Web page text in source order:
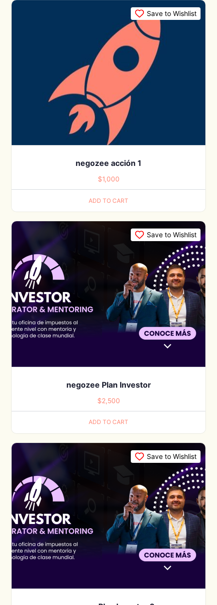
Save to Wishlist
negozee acción 1
$1,000
ADD TO CART
Save to Wishlist
negozee Plan Investor
$2,500
ADD TO CART
Save to Wishlist